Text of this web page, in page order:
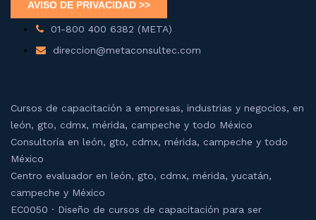
01-800 400 6382 (META)
direccion@metaconsultec.com
Cursos de capacitación a empresas, industrias y negocios, en
león, gto, cdmx, mérida, campeche y todo México
Consultoría en león, gto, cdmx, mérida, campeche y todo
México
Centro evaluador en león, gto, cdmx, mérida, yucatán,
campeche y México
EC0050 · Diseño de cursos de capacitación para ser